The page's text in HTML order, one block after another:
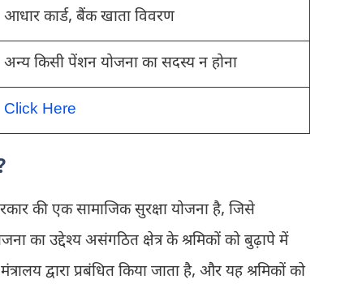
आधार कार्ड, बैंक खाता विवरण
अन्य किसी पेंशन योजना का सदस्य न होना
Click Here
की एक सामाजिक सुरक्षा योजना है, जिसे
का उद्देश्य असंगठित क्षेत्र के श्रमिकों को बुढ़ापे में
द्वारा प्रबंधित किया जाता है, और यह श्रमिकों को